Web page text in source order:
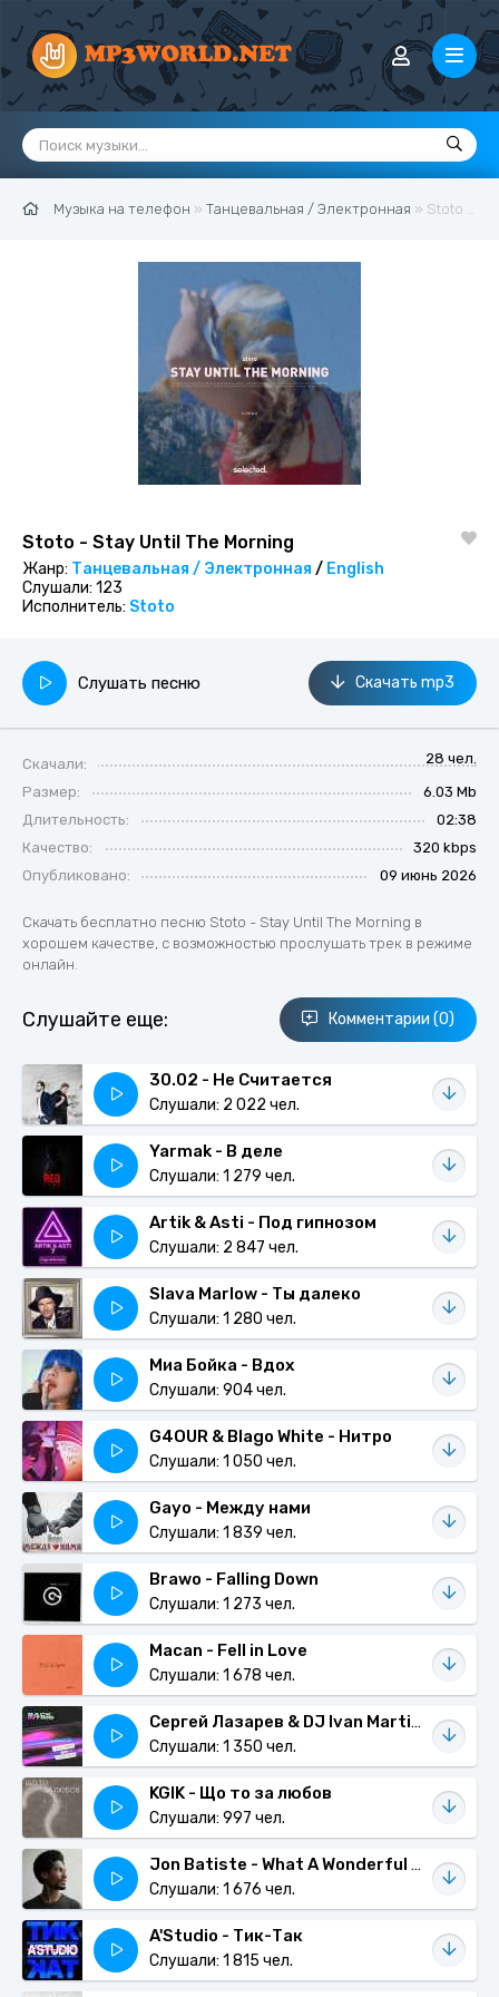
Музыка на телефон » Танцевальная / Электронная » Stoto - Stay Until The Morning
Stoto - Stay Until The Morning
Жанр: Танцевальная / Электронная / English
Слушали: 123
Исполнитель: Stoto
Слушать песню Скачать mp3
Скачали:
28 чел.
Размер:
6.03 Mb
Длительность:
02:38
Качество:
320 kbps
Опубликовано:
09 июнь 2026
Скачать бесплатно песню Stoto - Stay Until The Morning в
хорошем качестве, с возможностью прослушать трек в режиме
онлайн.
Слушайте еще: Комментарии (0)
30.02 - Не Считается
Слушали: 2 022 чел.
Yarmak - В деле
Слушали: 1 279 чел.
Artik & Asti - Под гипнозом
Слушали: 2 847 чел.
Slava Marlow - Ты далеко
Слушали: 1 280 чел.
Миа Бойка - Вдох
Слушали: 904 чел.
G4OUR & Blago White - Нитро
Слушали: 1 050 чел.
Gayo - Между нами
Слушали: 1 839 чел.
Brawo - Falling Down
Слушали: 1 273 чел.
Macan - Fell in Love
Слушали: 1 678 чел.
Сергей Лазарев & DJ Ivan Martin - Back In Time
Слушали: 1 350 чел.
KGIK - Що то за любов
Слушали: 997 чел.
Jon Batiste - What A Wonderful World
Слушали: 1 676 чел.
A'Studio - Тик-Так
Слушали: 1 815 чел.